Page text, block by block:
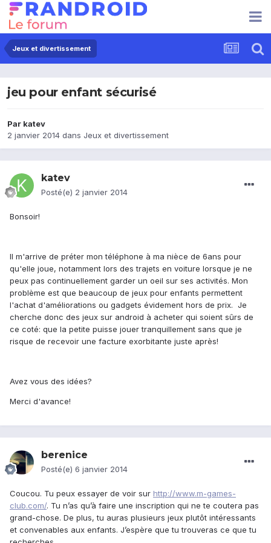
Jeux et divertissement
jeu pour enfant sécurisé
Par katev
2 janvier 2014 dans Jeux et divertissement
katev
Posté(e) 2 janvier 2014
Bonsoir!
Il m'arrive de préter mon téléphone à ma nièce de 6ans pour
qu'elle joue, notamment lors des trajets en voiture lorsque je ne
peux pas continuellement garder un oeil sur ses activités. Mon
problème est que beaucoup de jeux pour enfants permettent
l'achat d'améliorations ou gadgets évidement hors de prix. Je
cherche donc des jeux sur android à acheter qui soient sûrs de
ce coté: que la petite puisse jouer tranquillement sans que je
risque de recevoir une facture exorbitante juste après!
Avez vous des idées?
Merci d'avance!
berenice
Posté(e) 6 janvier 2014
Coucou. Tu peux essayer de voir sur http://www.m-games-
club.com/. Tu n’as qu’à faire une inscription qui ne te coutera pas
grand-chose. De plus, tu auras plusieurs jeux plutôt intéressants
et convenables aux enfants. J’espère que tu trouveras ce que tu